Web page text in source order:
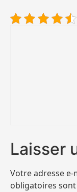
Laisser
Votre adresse e-
obligatoires